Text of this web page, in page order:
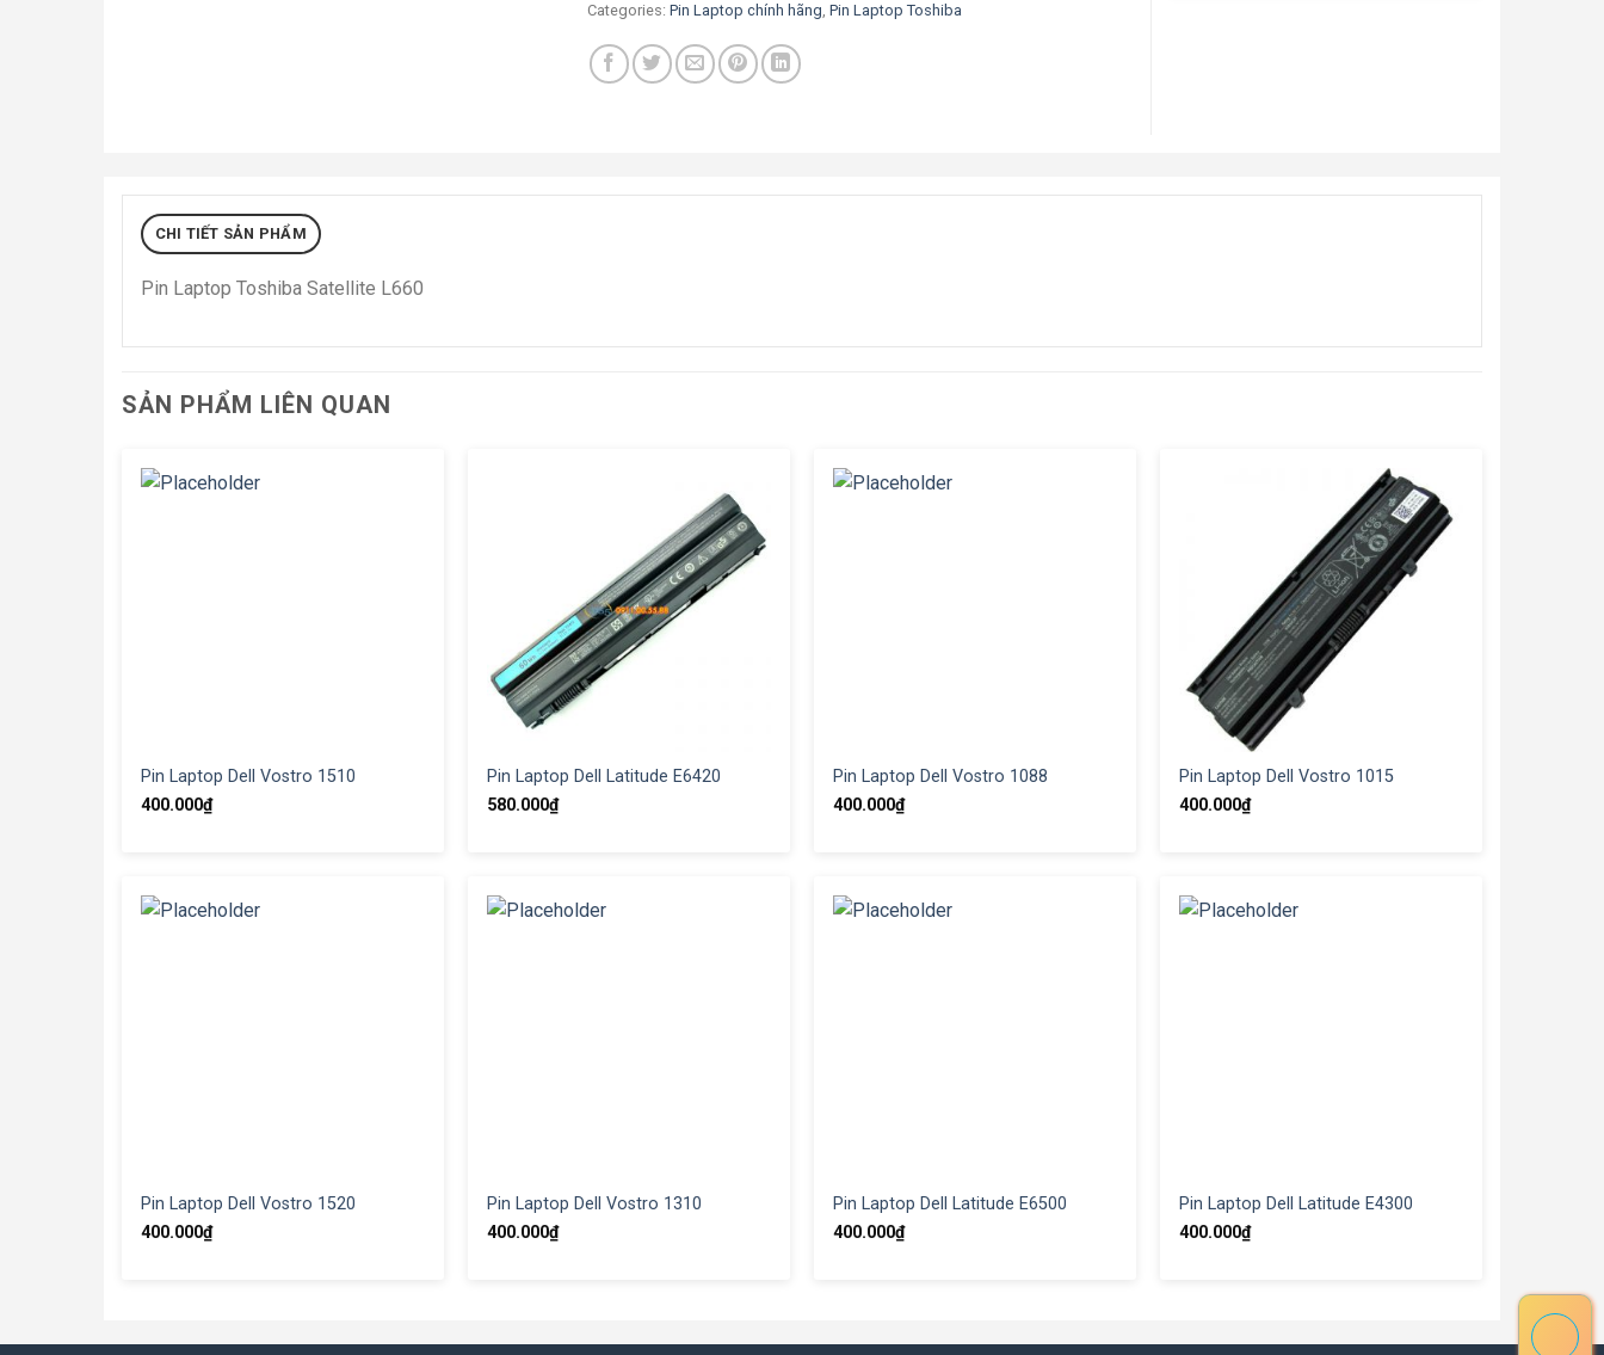
Categories: Pin Laptop chính hãng, Pin Laptop Toshiba
CHI TIẾT SẢN PHẨM
Pin Laptop Toshiba Satellite L660
SẢN PHẨM LIÊN QUAN
Pin Laptop Dell Vostro 1510
400.000₫
Pin Laptop Dell Latitude E6420
580.000₫
Pin Laptop Dell Vostro 1088
400.000₫
Pin Laptop Dell Vostro 1015
400.000₫
Pin Laptop Dell Vostro 1520
400.000₫
Pin Laptop Dell Vostro 1310
400.000₫
Pin Laptop Dell Latitude E6500
400.000₫
Pin Laptop Dell Latitude E4300
400.000₫